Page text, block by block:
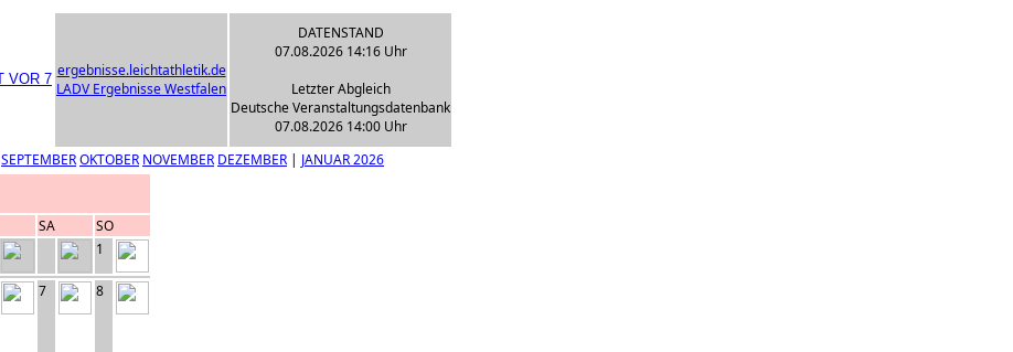
ergebnisse.leichtathletik.de
LADV Ergebnisse Westfalen
DATENSTAND
07.08.2026 14:16 Uhr
Letzter Abgleich
Deutsche Veranstaltungsdatenbank
07.08.2026 14:00 Uhr
SEPTEMBEROKTOBER NOVEMBER DEZEMBER | JANUAR 2026
SA
SO
1
7 8